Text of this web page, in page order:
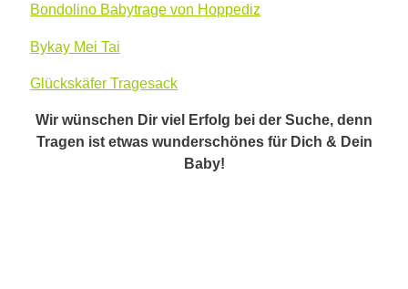
Bondolino Babytrage von Hoppediz
Bykay Mei Tai
Glückskäfer Tragesack
Wir wünschen Dir viel Erfolg bei der Suche, denn
Tragen ist etwas wunderschönes für Dich & Dein
Baby!